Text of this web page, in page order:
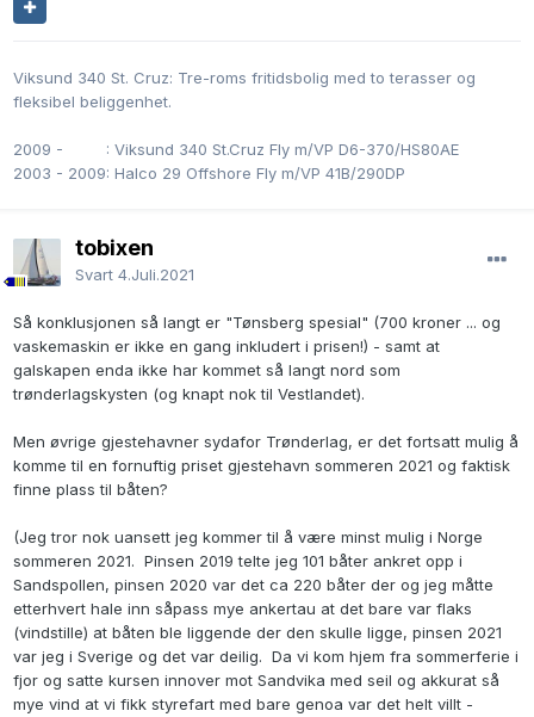
Viksund 340 St. Cruz: Tre-roms fritidsbolig med to terasser og
fleksibel beliggenhet.
2009 -
: Viksund 340 St.Cruz Fly m/VP D6-370/HS80AE
2003 - 2009: Halco 29 Offshore Fly m/VP 41B/290DP
tobixen
Svart 4.Juli.2021
Så konklusjonen så langt er "Tønsberg spesial" (700 kroner ... og
vaskemaskin er ikke en gang inkludert i prisen!) - samt at
galskapen enda ikke har kommet så langt nord som
trønderlagskysten (og knapt nok til Vestlandet).
Men øvrige gjestehavner sydafor Trønderlag, er det fortsatt mulig å
komme til en fornuftig priset gjestehavn sommeren 2021 og faktisk
finne plass til båten?
(Jeg tror nok uansett jeg kommer til å være minst mulig i Norge
sommeren 2021. Pinsen 2019 telte jeg 101 båter ankret opp i
Sandspollen, pinsen 2020 var det ca 220 båter der og jeg måtte
etterhvert hale inn såpass mye ankertau at det bare var flaks
(vindstille) at båten ble liggende der den skulle ligge, pinsen 2021
var jeg i Sverige og det var deilig. Da vi kom hjem fra sommerferie i
fjor og satte kursen innover mot Sandvika med seil og akkurat så
mye vind at vi fikk styrefart med bare genoa var det helt villt -